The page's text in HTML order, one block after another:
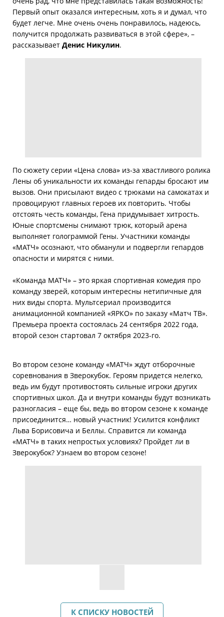
Первый опыт оказался интересным, хоть я и думал, что
будет легче. Мне очень очень понравилось, надеюсь,
получится продолжать развиваться в этой сфере», –
рассказывает Денис Никулин.
По сюжету серии «Цена слова» из-за хвастливого ролика
Лены об уникальности их команды гепарды бросают им
вызов. Они присылают видео с трюками на самокатах и
провоцируют главных героев их повторить. Чтобы
отстоять честь команды, Гена придумывает хитрость.
Юные спортсмены снимают трюк, который арена
выполняет голограммой Гены. Участники команды
«МАТЧ» осознают, что обманули и подвергли гепардов
опасности и мирятся с ними.
«Команда МАТЧ» – это яркая спортивная комедия про
команду зверей, которым интересны нетипичные для
них виды спорта. Мультсериал производится
анимационной компанией «ЯРКО» по заказу «Матч ТВ».
Премьера проекта состоялась 24 сентября 2022 года,
второй сезон стартовал 7 октября 2023-го.
Во втором сезоне команду «МАТЧ» ждут отборочные
соревнования в Зверокубок. Героям придется нелегко,
ведь им будут противостоять сильные игроки других
спортивных школ. Да и внутри команды будут возникать
разногласия – еще бы, ведь во втором сезоне к команде
присоединится… новый участник! Усилится конфликт
Льва Борисовича и Беллы. Справится ли команда
«МАТЧ» в таких непростых условиях? Пройдет ли в
Зверокубок? Узнаем во втором сезоне!
К СПИСКУ НОВОСТЕЙ